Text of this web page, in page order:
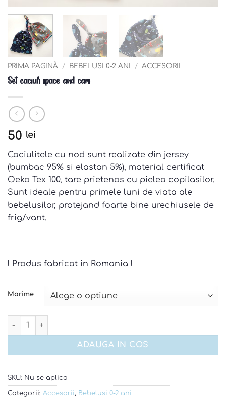
PRIMA PAGINĂ / BEBELUSI 0-2 ANI / ACCESORII
Set caciuli space and cars
50 lei
Caciulitele cu nod sunt realizate din jersey
(bumbac 95% si elastan 5%), material certificat
Oeko Tex 100, tare prietenos cu pielea copilasilor.
Sunt ideale pentru primele luni de viata ale
bebelusilor, protejand foarte bine urechiusele de
frig/vant.
! Produs fabricat in Romania !
Marime
Cantitate Set caciuli space and cars
ADAUGA IN COS
SKU: Nu se aplica
Categorii: Accesorii, Bebelusi 0-2 ani